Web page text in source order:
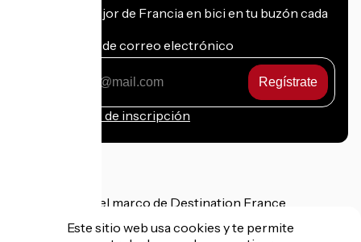
Recibe lo mejor de Francia en bici en tu buzón cada
Mi dirección de correo electrónico
electrónico
Condiciones de inscripción
Financiado en el marco de Destination France
Este sitio web usa cookies y te permite